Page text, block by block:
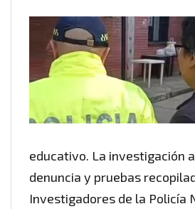
educativo. La investigación
denuncia y pruebas
Investigadores de la Policía